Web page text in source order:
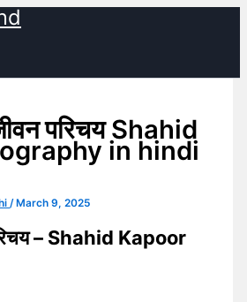
परिचय Shahid
in hindi
/ March 9, 2025
– Shahid Kapoor